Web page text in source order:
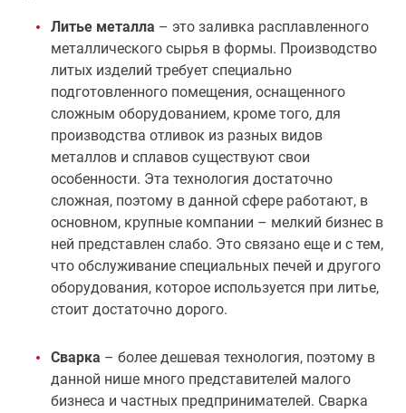
Литье металла – это заливка расплавленного
металлического сырья в формы. Производство
литых изделий требует специально
подготовленного помещения, оснащенного
сложным оборудованием, кроме того, для
производства отливок из разных видов
металлов и сплавов существуют свои
особенности. Эта технология достаточно
сложная, поэтому в данной сфере работают, в
основном, крупные компании – мелкий бизнес в
ней представлен слабо. Это связано еще и с тем,
что обслуживание специальных печей и другого
оборудования, которое используется при литье,
стоит достаточно дорого.
Сварка – более дешевая технология, поэтому в
данной нише много представителей малого
бизнеса и частных предпринимателей. Сварка